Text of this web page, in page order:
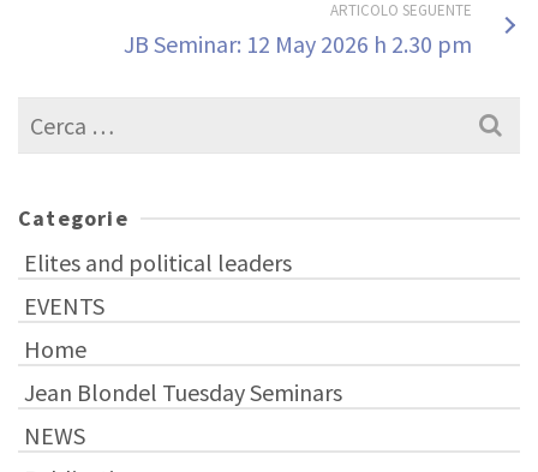
ARTICOLO SEGUENTE
JB Seminar: 12 May 2026 h 2.30 pm
Cerca
per:
Categorie
Elites and political leaders
EVENTS
Home
Jean Blondel Tuesday Seminars
NEWS